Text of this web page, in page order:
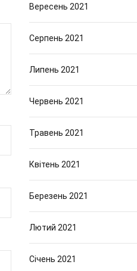
Вересень 2021
Серпень 2021
Липень 2021
Червень 2021
Травень 2021
Квітень 2021
Березень 2021
Лютий 2021
Січень 2021